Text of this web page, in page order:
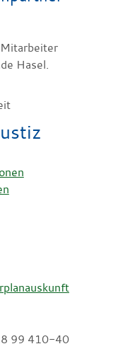
Hasel.
99 410-40